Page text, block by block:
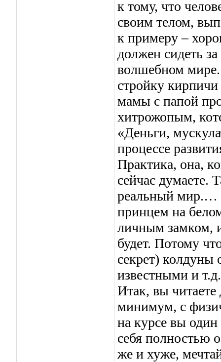
к тому, что
своим телом,
к примеру –
должен сидеть
волшебном
стройку кирпичи
мамы с папой
хитрожопым,
«Деньги,
процессе
Практика, она,
сейчас думаете.
реальный мир.…
принцем на
личным замком,
будет. Потому
секрет) колдуны
известными и
Итак, вы
минимум, с
на курсе вы
себя полностью
же и хуже,